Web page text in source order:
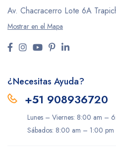
Av. Chacracerro Lote 6A
Mostrar en el Mapa
¿Necesitas Ayuda?
+51 908936720
Lunes – Viernes: 8:00 am –
Sábados: 8:00 am – 1:00 pm